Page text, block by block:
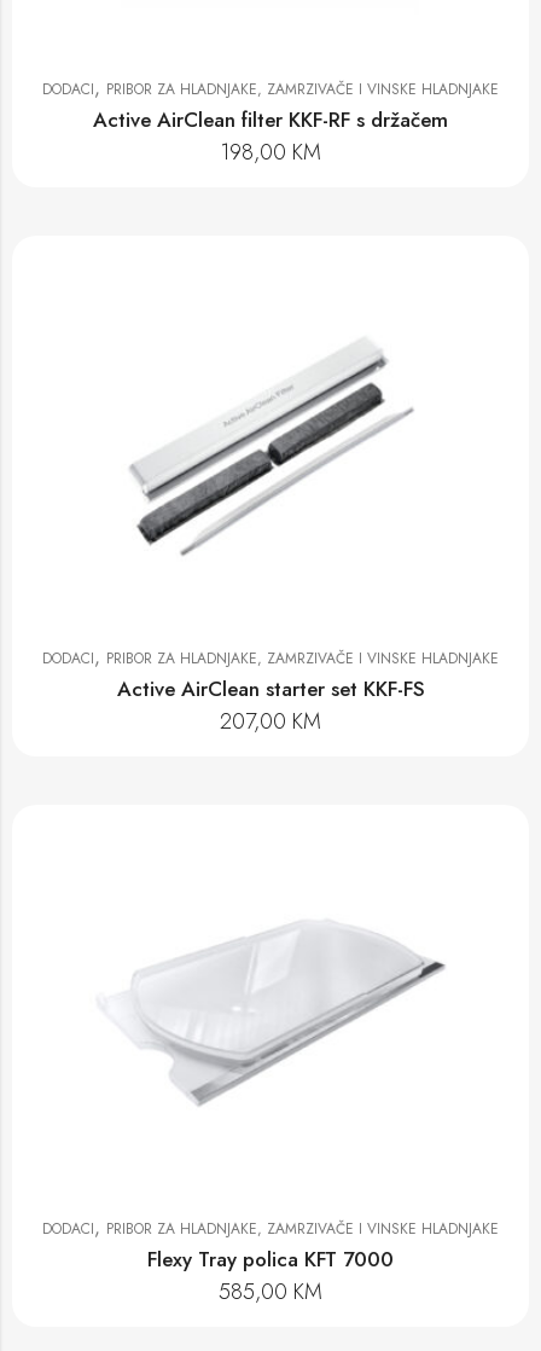
DODACI, PRIBOR ZA HLADNJAKE, ZAMRZIVAČE I VINSKE HLADNJAKE
Active AirClean filter KKF-RF s držačem
198,00 KM
DODACI, PRIBOR ZA HLADNJAKE, ZAMRZIVAČE I VINSKE HLADNJAKE
Active AirClean starter set KKF-FS
207,00 KM
DODACI, PRIBOR ZA HLADNJAKE, ZAMRZIVAČE I VINSKE HLADNJAKE
Flexy Tray polica KFT 7000
585,00 KM